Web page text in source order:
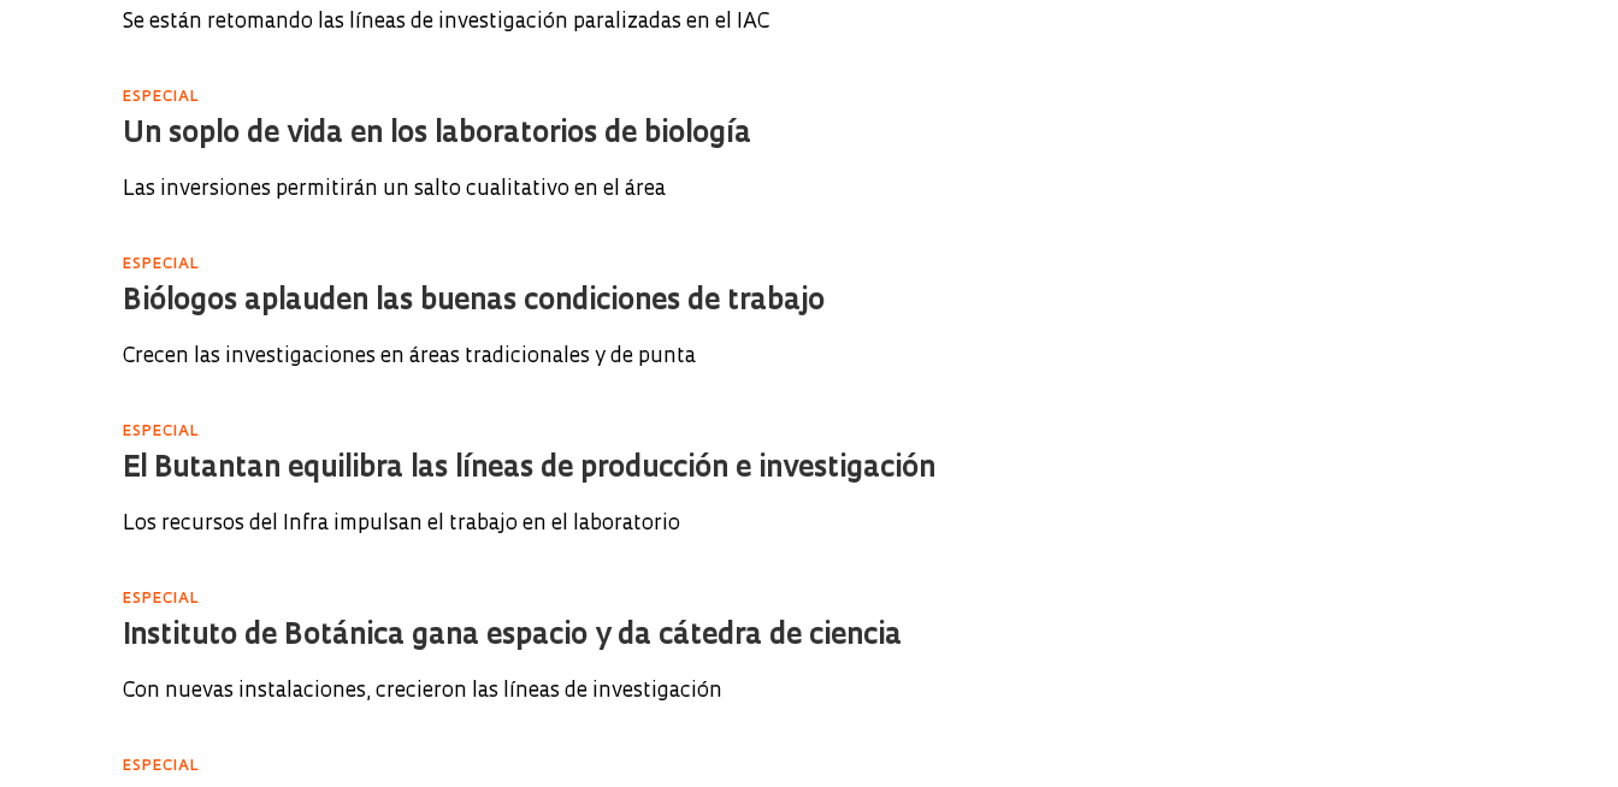
Se están retomando las líneas de investigación paralizadas en el IAC
ESPECIAL
Un soplo de vida en los laboratorios de biología
Las inversiones permitirán un salto cualitativo en el área
ESPECIAL
Biólogos aplauden las buenas condiciones de trabajo
Crecen las investigaciones en áreas tradicionales y de punta
ESPECIAL
El Butantan equilibra las líneas de producción e investigación
Los recursos del Infra impulsan el trabajo en el laboratorio
ESPECIAL
Instituto de Botánica gana espacio y da cátedra de ciencia
Con nuevas instalaciones, crecieron las líneas de investigación
ESPECIAL